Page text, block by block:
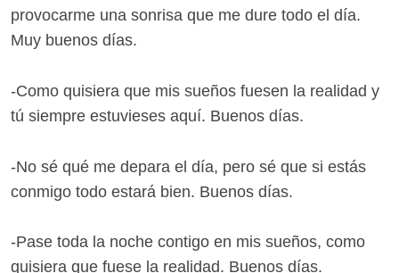
provocarme una sonrisa que me dure todo el día.
Muy buenos días.
-Como quisiera que mis sueños fuesen la realidad y
tú siempre estuvieses aquí. Buenos días.
-No sé qué me depara el día, pero sé que si estás
conmigo todo estará bien. Buenos días.
-Pase toda la noche contigo en mis sueños, como
quisiera que fuese la realidad. Buenos días.